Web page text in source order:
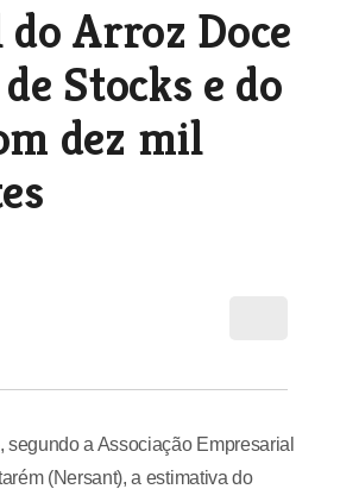
Arroz Doce
Stocks e do
dez mil
segundo a Associação Empresarial
(Nersant), a estimativa do